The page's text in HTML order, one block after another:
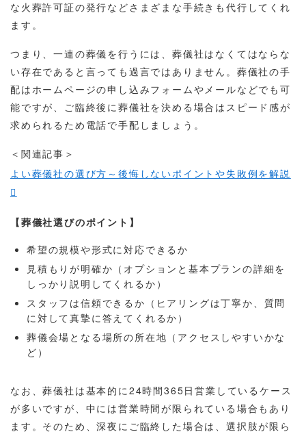
な火葬許可証の発行などさまざまな手続きも代行してくれ
ます。
つまり、一連の葬儀を行うには、葬儀社はなくてはならな
い存在であると言っても過言ではありません。葬儀社の手
配はホームページの申し込みフォームやメールなどでも可
能ですが、ご臨終後に葬儀社を決める場合はスピード感が
求められるため電話で手配しましょう。
＜関連記事＞
よい葬儀社の選び方～後悔しないポイントや失敗例を解説
【葬儀社選びのポイント】
希望の規模や形式に対応できるか
見積もりが明確か（オプションと基本プランの詳細を
しっかり説明してくれるか）
スタッフは信頼できるか（ヒアリングは丁寧か、質問
に対して真摯に答えてくれるか）
葬儀会場となる場所の所在地（アクセスしやすいかな
ど）
なお、葬儀社は基本的に24時間365日営業しているケース
が多いですが、中には営業時間が限られている場合もあり
ます。そのため、深夜にご臨終した場合は、選択肢が限ら